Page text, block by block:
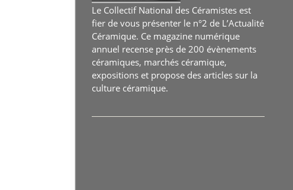
Le Collectif National des Céramistes est
fier de vous présenter le n°2 de L’Actualité
Céramique. Ce magazine numérique
annuel recense près de 200 évènements
céramiques, marchés céramique,
expositions et propose des articles sur la
culture céramique.